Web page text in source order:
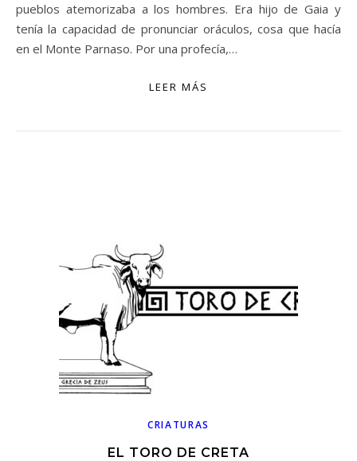
pueblos atemorizaba a los hombres. Era hijo de Gaia y
tenía la capacidad de pronunciar oráculos, cosa que hacía
en el Monte Parnaso. Por una profecía,…
LEER MÁS
CRIATURAS
EL TORO DE CRETA